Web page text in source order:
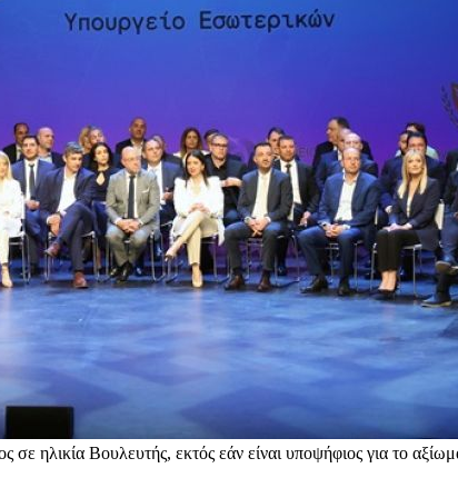
ηλικία Βουλευτής, εκτός εάν είναι υποψήφιος για το